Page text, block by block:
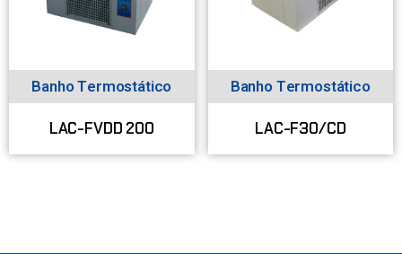
Banho Termostático
LAC-FVDD 200
Banho Termostático
LAC-F30/CD